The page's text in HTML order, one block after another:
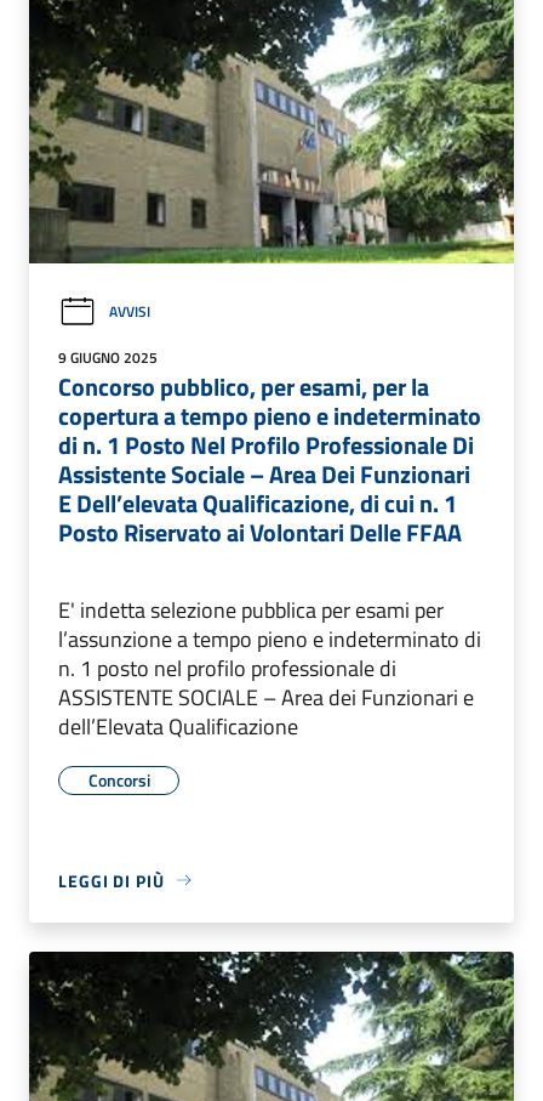
AVVISI
9 GIUGNO 2025
Concorso pubblico, per esami, per la
copertura a tempo pieno e indeterminato
di n. 1 Posto Nel Profilo Professionale Di
Assistente Sociale – Area Dei Funzionari
E Dell’elevata Qualificazione, di cui n. 1
Posto Riservato ai Volontari Delle FFAA
E' indetta selezione pubblica per esami per
l’assunzione a tempo pieno e indeterminato di
n. 1 posto nel profilo professionale di
ASSISTENTE SOCIALE – Area dei Funzionari e
dell’Elevata Qualificazione
Concorsi
LEGGI DI PIÙ